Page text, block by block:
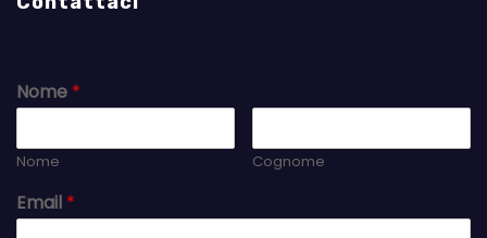
Nome *
Nome Cognome
Email *